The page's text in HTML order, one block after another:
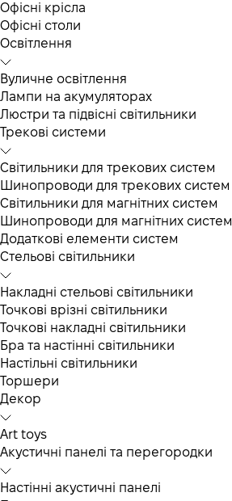
Офісні крісла
Офісні столи
Освітлення
Вуличне освітлення
Лампи на акумуляторах
Люстри та підвісні світильники
Трекові системи
Світильники для трекових систем
Шинопроводи для трекових систем
Світильники для магнітних систем
Шинопроводи для магнітних систем
Додаткові елементи систем
Cтельові світильники
Накладні стельові світильники
Точкові врізні світильники
Точкові накладні світильники
Бра та настінні світильники
Настільні світильники
Торшери
Декор
Art toys
Акустичні панелі та перегородки
Настінні акустичні панелі